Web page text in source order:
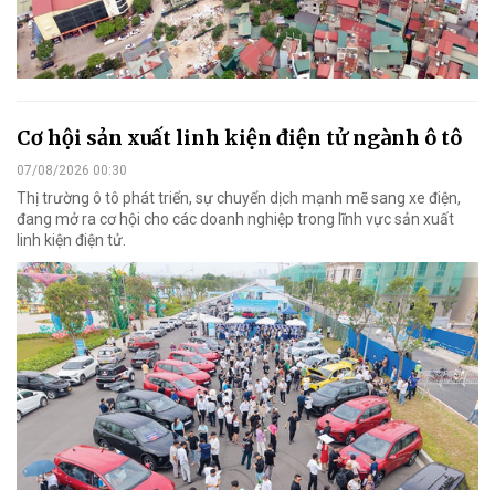
Cơ hội sản xuất linh kiện điện tử ngành ô tô
07/08/2026 00:30
Thị trường ô tô phát triển, sự chuyển dịch mạnh mẽ sang xe điện,
đang mở ra cơ hội cho các doanh nghiệp trong lĩnh vực sản xuất
linh kiện điện tử.